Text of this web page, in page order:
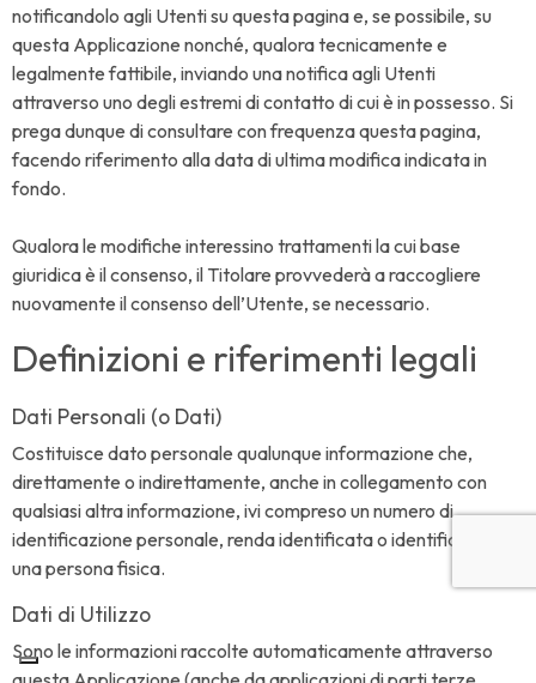
notificandolo agli Utenti su questa pagina e, se possibile, su
questa Applicazione nonché, qualora tecnicamente e
legalmente fattibile, inviando una notifica agli Utenti
attraverso uno degli estremi di contatto di cui è in possesso. Si
prega dunque di consultare con frequenza questa pagina,
facendo riferimento alla data di ultima modifica indicata in
fondo.
Qualora le modifiche interessino trattamenti la cui base
giuridica è il consenso, il Titolare provvederà a raccogliere
nuovamente il consenso dell’Utente, se necessario.
Definizioni e riferimenti legali
Dati Personali (o Dati)
Costituisce dato personale qualunque informazione che,
direttamente o indirettamente, anche in collegamento con
qualsiasi altra informazione, ivi compreso un numero di
identificazione personale, renda identificata o identificabile
una persona fisica.
Dati di Utilizzo
Sono le informazioni raccolte automaticamente attraverso